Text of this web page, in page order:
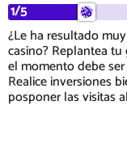
1/5
¿Le ha resultado
casino? Replantea
el momento debe
Realice inversiones
posponer las visitas